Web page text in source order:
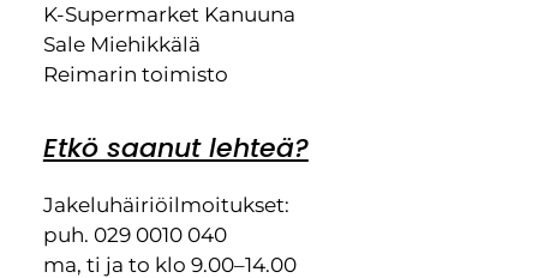
K-Supermarket Kanuuna
Sale Miehikkälä
Reimarin toimisto
Etkö saanut lehteä?
Jakeluhäiriöilmoitukset:
puh. 029 0010 040
ma, ti ja to klo 9.00–14.00